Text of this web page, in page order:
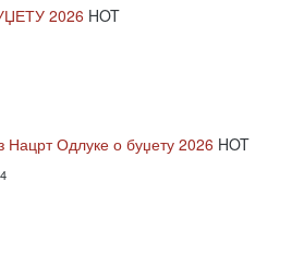
2026 HOT
Нацрт Одлуке о буџету 2026 HOT